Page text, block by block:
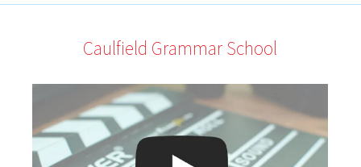
Caulfield Grammar School